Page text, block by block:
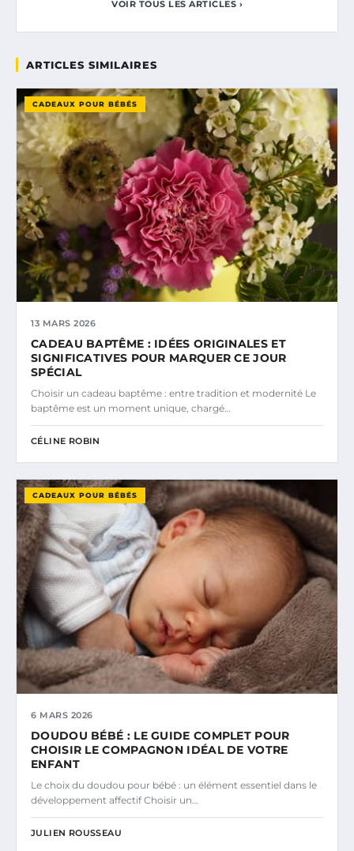
VOIR TOUS LES ARTICLES ›
ARTICLES SIMILAIRES
CADEAUX POUR BÉBÉS
13 MARS 2026
CADEAU BAPTÊME : IDÉES ORIGINALES ET
SIGNIFICATIVES POUR MARQUER CE JOUR
SPÉCIAL
Choisir un cadeau baptême : entre tradition et modernité Le
baptême est un moment unique, chargé…
CÉLINE ROBIN
CADEAUX POUR BÉBÉS
6 MARS 2026
DOUDOU BÉBÉ : LE GUIDE COMPLET POUR
CHOISIR LE COMPAGNON IDÉAL DE VOTRE
ENFANT
Le choix du doudou pour bébé : un élément essentiel dans le
développement affectif Choisir un…
JULIEN ROUSSEAU